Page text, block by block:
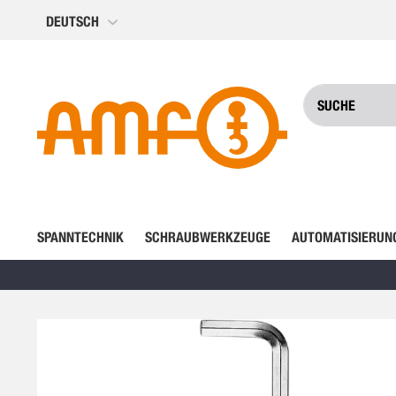
Direkt
DEUTSCH
SPANNTECHNIK SCHRAUBWERKZEUGE